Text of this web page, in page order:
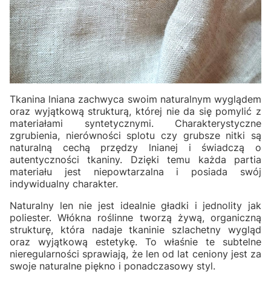
Tkanina lniana zachwyca swoim naturalnym wyglądem
oraz wyjątkową strukturą, której nie da się pomylić z
materiałami syntetycznymi. Charakterystyczne
zgrubienia, nierówności splotu czy grubsze nitki są
naturalną cechą przędzy lnianej i świadczą o
autentyczności tkaniny. Dzięki temu każda partia
materiału jest niepowtarzalna i posiada swój
indywidualny charakter.
Naturalny len nie jest idealnie gładki i jednolity jak
poliester. Włókna roślinne tworzą żywą, organiczną
strukturę, która nadaje tkaninie szlachetny wygląd
oraz wyjątkową estetykę. To właśnie te subtelne
nieregularności sprawiają, że len od lat ceniony jest za
swoje naturalne piękno i ponadczasowy styl.